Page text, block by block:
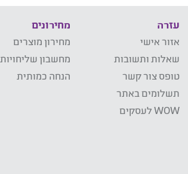
עזרה
אזור אישי
שאלות ותשובות
טופס צור קשר
תשלומים באתר
WOW לעסקים
מחירונים
מחירון מוצרים
מחשבון שליחויות
הנחה כמותית